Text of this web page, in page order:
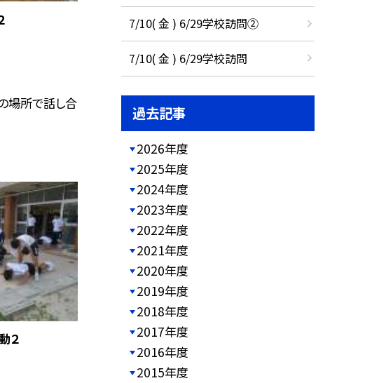
場所で話し合
２
7/10( 金 ) 6/29学校訪問②
7/10( 金 ) 6/29学校訪問
過去記事
2026年度
2025年度
2024年度
2023年度
2022年度
2021年度
2020年度
2019年度
2018年度
2017年度
2016年度
2015年度